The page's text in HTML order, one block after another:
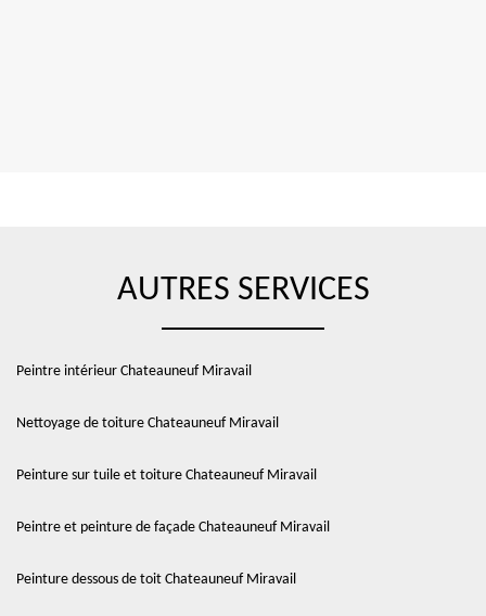
AUTRES SERVICES
Peintre intérieur Chateauneuf Miravail
Nettoyage de toiture Chateauneuf Miravail
Peinture sur tuile et toiture Chateauneuf Miravail
Peintre et peinture de façade Chateauneuf Miravail
Peinture dessous de toit Chateauneuf Miravail